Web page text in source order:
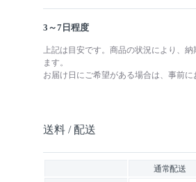
3～7日程度
上記は目安です。商品の状況により、
ます。
お届け日にご希望がある場合は、事前に
送料 / 配送
通常配送